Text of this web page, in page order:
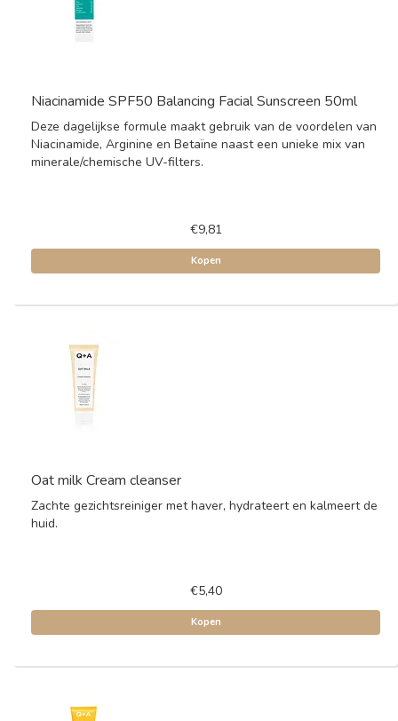
Niacinamide SPF50 Balancing Facial Sunscreen 50ml
Deze dagelijkse formule maakt gebruik van de voordelen van
Niacinamide, Arginine en Betaïne naast een unieke mix van
minerale/chemische UV-filters.
€9,81
Kopen
Oat milk Cream cleanser
Zachte gezichtsreiniger met haver, hydrateert en kalmeert de
huid.
€5,40
Kopen